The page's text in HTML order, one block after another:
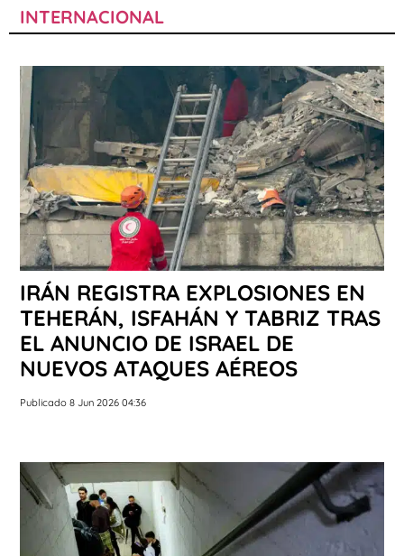
INTERNACIONAL
IRÁN REGISTRA EXPLOSIONES EN
TEHERÁN, ISFAHÁN Y TABRIZ TRAS
EL ANUNCIO DE ISRAEL DE
NUEVOS ATAQUES AÉREOS
Publicado 8 Jun 2026 04:36